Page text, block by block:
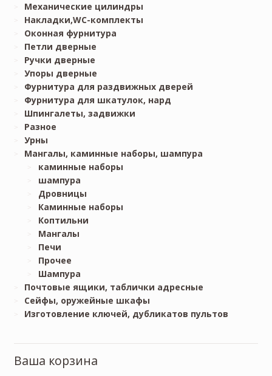
Механические цилиндры
Накладки,WC-комплекты
Оконная фурнитура
Петли дверные
Ручки дверные
Упоры дверные
Фурнитура для раздвижных дверей
Фурнитура для шкатулок, нард
Шпингалеты, задвижки
Разное
Урны
Мангалы, каминные наборы, шампура
каминные наборы
шампура
Дровницы
Каминные наборы
Коптильни
Мангалы
Печи
Прочее
Шампура
Почтовые ящики, таблички адресные
Сейфы, оружейные шкафы
Изготовление ключей, дубликатов пультов
Ваша корзина